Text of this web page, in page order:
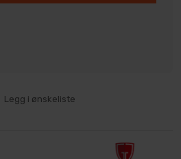
Legg i ønskeliste